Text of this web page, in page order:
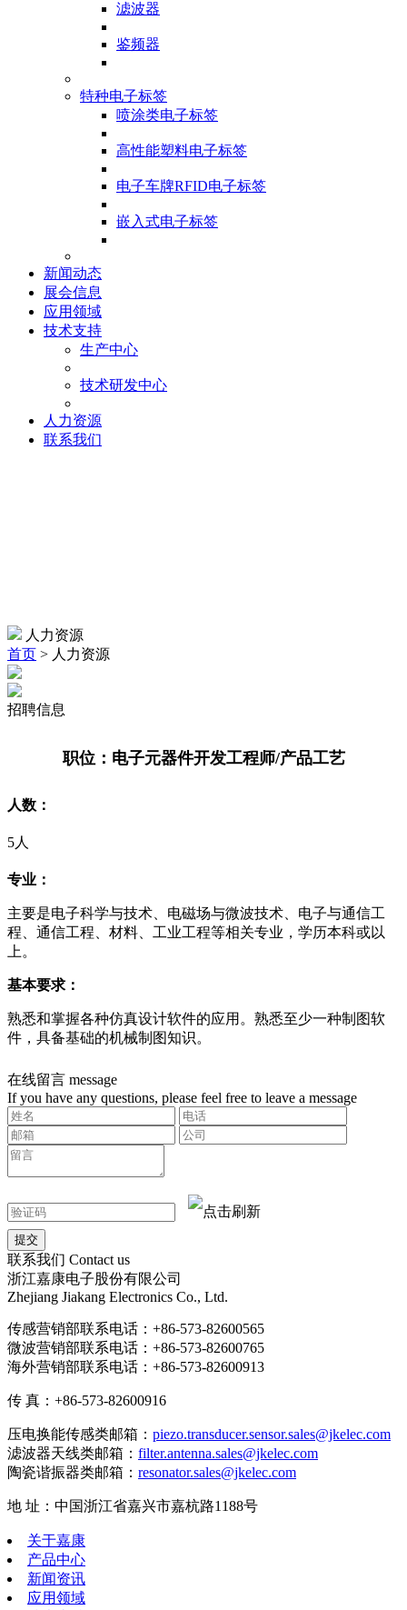
滤波器
鉴频器
特种电子标签
喷涂类电子标签
高性能塑料电子标签
电子车牌RFID电子标签
嵌入式电子标签
新闻动态
展会信息
应用领域
技术支持
生产中心
技术研发中心
人力资源
联系我们
人力资源
首页 > 人力资源
招聘信息
职位：电子元器件开发工程师/产品工艺
人数：
5人
专业：
主要是电子科学与技术、电磁场与微波技术、电子与通信工
程、通信工程、材料、工业工程等相关专业，学历本科或以
上。
基本要求：
熟悉和掌握各种仿真设计软件的应用。熟悉至少一种制图软
件，具备基础的机械制图知识。
在线留言 message
If you have any questions, please feel free to leave a message
联系我们 Contact us
浙江嘉康电子股份有限公司
Zhejiang Jiakang Electronics Co., Ltd.
传感营销部联系电话：+86-573-82600565
微波营销部联系电话：+86-573-82600765
海外营销部联系电话：+86-573-82600913
传 真：+86-573-82600916
压电换能传感类邮箱： piezo.transducer.sensor.sales@jkelec.com
滤波器天线类邮箱： filter.antenna.sales@jkelec.com
陶瓷谐振器类邮箱： resonator.sales@jkelec.com
地 址：中国浙江省嘉兴市嘉杭路1188号
关于嘉康
产品中心
新闻资讯
应用领域